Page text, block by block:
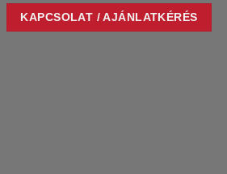
KAPCSOLAT / AJÁNLATKÉRÉS